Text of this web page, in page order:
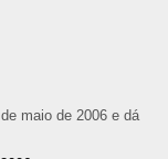
maio de 2006 e dá